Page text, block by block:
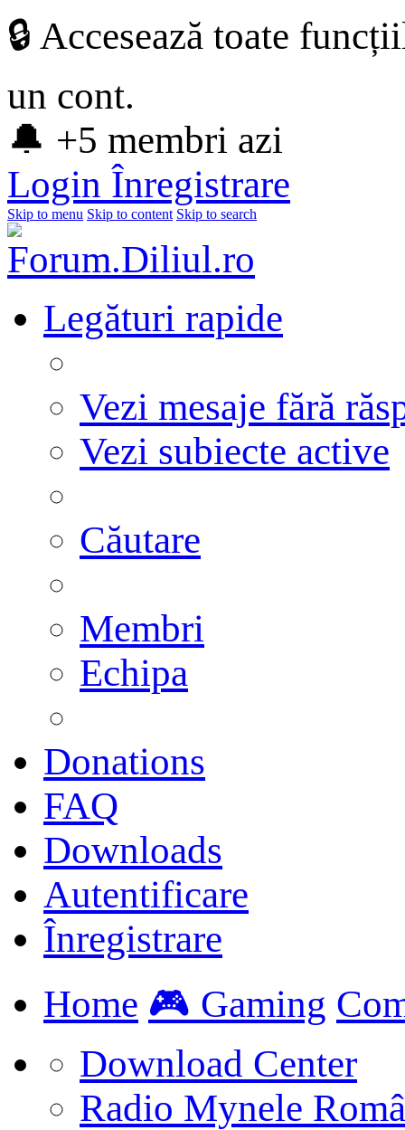
🔒 Accesează toate
un cont.
🔔 +5 membri azi
Login Înregistrare
Skip to menu Skip to content Skip to search
Legături rapide
Vezi mesaje fără
Vezi subiecte active
Căutare
Membri
Echipa
Donations
FAQ
Downloads
Autentificare
Înregistrare
Home 🎮 Gaming
Download Center
Radio Mynele